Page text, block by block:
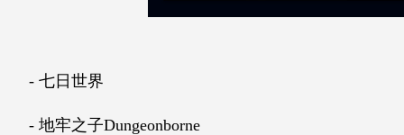
- 七日世界
- 地牢之子Dungeonborne